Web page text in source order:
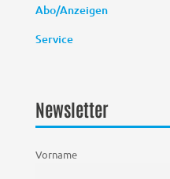
Abo/Anzeigen
Service
Newsletter
Vorname